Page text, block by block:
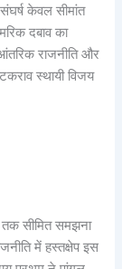
संघर्ष केवल सीमांत
दबाव का
राजनीति और
स्थायी विजय
सीमित समझना
में हस्तक्षेप इस